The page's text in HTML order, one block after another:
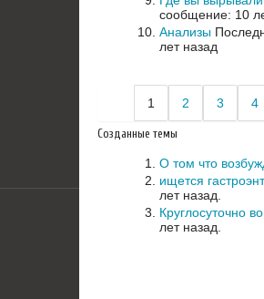
сообщение: 10
Анализы
лет назад
1 2 3 4
Созданные темы
О том что
ищется
лет назад.
Круглосуточно
лет назад.